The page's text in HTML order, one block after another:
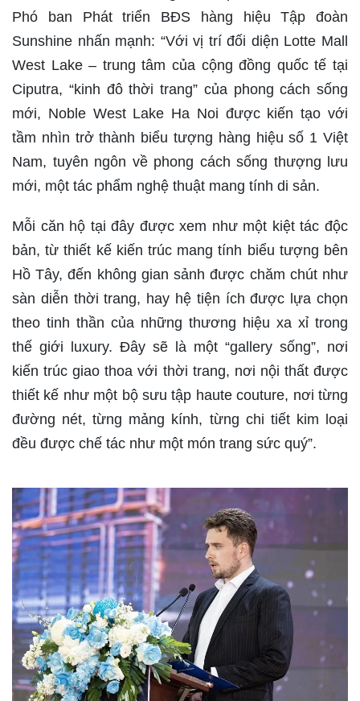
Phó ban Phát triển BĐS hàng hiệu Tập đoàn
Sunshine nhấn mạnh: “Với vị trí đối diện Lotte Mall
West Lake – trung tâm của cộng đồng quốc tế tại
Ciputra, “kinh đô thời trang” của phong cách sống
mới, Noble West Lake Ha Noi được kiến tạo với
tầm nhìn trở thành biểu tượng hàng hiệu số 1 Việt
Nam, tuyên ngôn về phong cách sống thượng lưu
mới, một tác phẩm nghệ thuật mang tính di sản.
Mỗi căn hộ tại đây được xem như một kiệt tác độc
bản, từ thiết kế kiến trúc mang tính biểu tượng bên
Hồ Tây, đến không gian sảnh được chăm chút như
sàn diễn thời trang, hay hệ tiện ích được lựa chọn
theo tinh thần của những thương hiệu xa xỉ trong
thế giới luxury. Đây sẽ là một “gallery sống”, nơi
kiến trúc giao thoa với thời trang, nơi nội thất được
thiết kế như một bộ sưu tập haute couture, nơi từng
đường nét, từng mảng kính, từng chi tiết kim loại
đều được chế tác như một món trang sức quý”.